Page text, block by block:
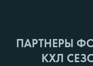
ПАРТНЕРЫ
КХЛ